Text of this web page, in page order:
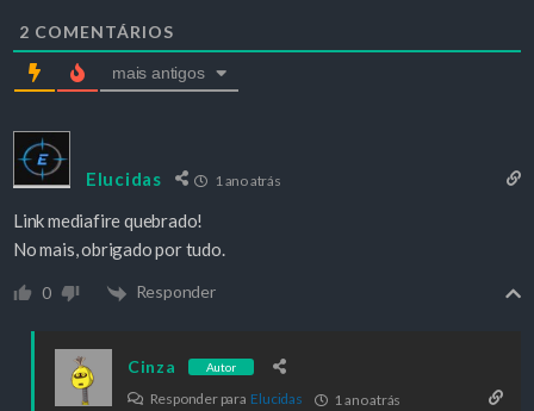
2 COMENTÁRIOS
mais antigos
Elucidas 1 ano atrás
Link mediafire quebrado!
No mais, obrigado por tudo.
0 Responder
Cinza Autor
Responder para Elucidas 1 ano atrás